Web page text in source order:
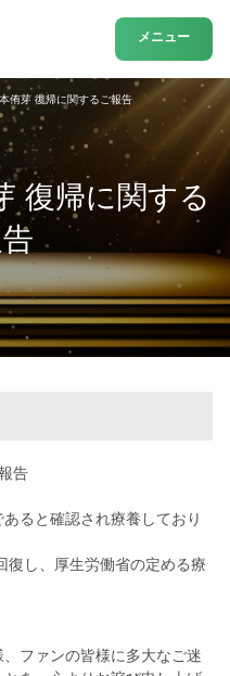
メニュー
復帰に関する
侑芽 復帰に関するご報告
告
ると確認され療養しており
復し、厚生労働省の定める療
ファンの皆様に多大なご迷